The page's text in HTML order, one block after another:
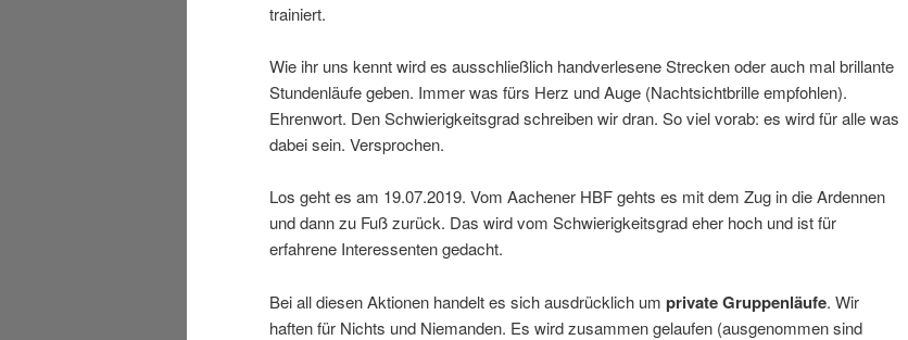
trainiert.
Wie ihr uns kennt wird es ausschließlich handverlesene Strecken oder auch mal brillante
Stundenläufe geben. Immer was fürs Herz und Auge (Nachtsichtbrille empfohlen).
Ehrenwort. Den Schwierigkeitsgrad schreiben wir dran. So viel vorab: es wird für alle was
dabei sein. Versprochen.
Los geht es am 19.07.2019. Vom Aachener HBF gehts es mit dem Zug in die Ardennen
und dann zu Fuß zurück. Das wird vom Schwierigkeitsgrad eher hoch und ist für
erfahrene Interessenten gedacht.
Bei all diesen Aktionen handelt es sich ausdrücklich um private Gruppenläufe. Wir
haften für Nichts und Niemanden. Es wird zusammen gelaufen (ausgenommen sind